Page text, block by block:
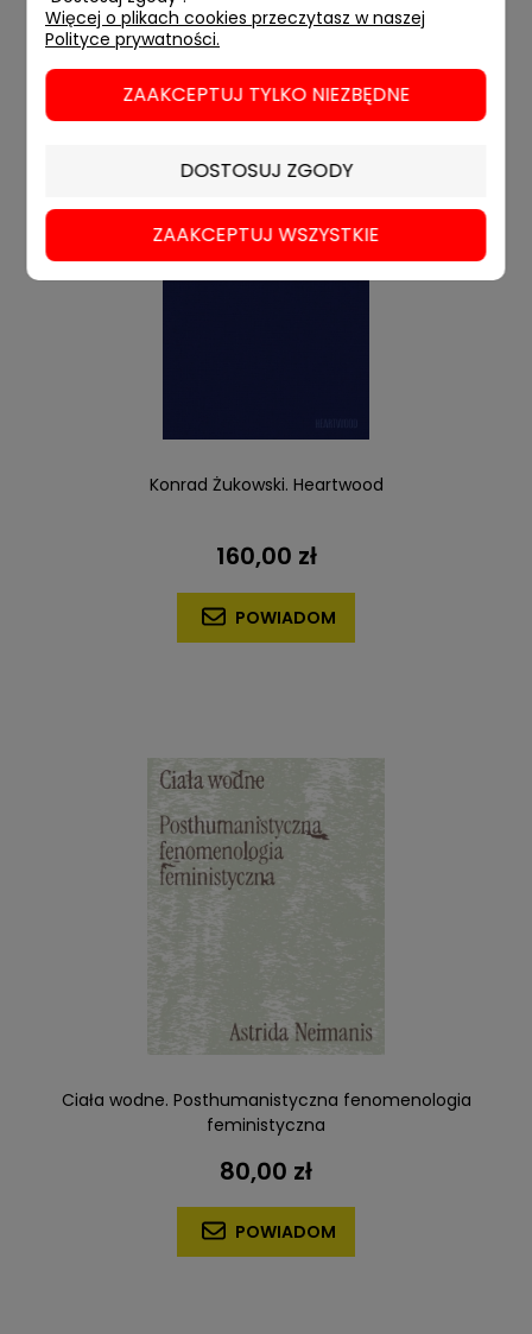
Konrad Żukowski. Heartwood
160,00 zł
POWIADOM
Ciała wodne. Posthumanistyczna fenomenologia
feministyczna
80,00 zł
POWIADOM
Więcej o plikach cookies przeczytasz w naszej
Polityce prywatności.
ZAAKCEPTUJ TYLKO NIEZBĘDNE
DOSTOSUJ ZGODY
ZAAKCEPTUJ WSZYSTKIE